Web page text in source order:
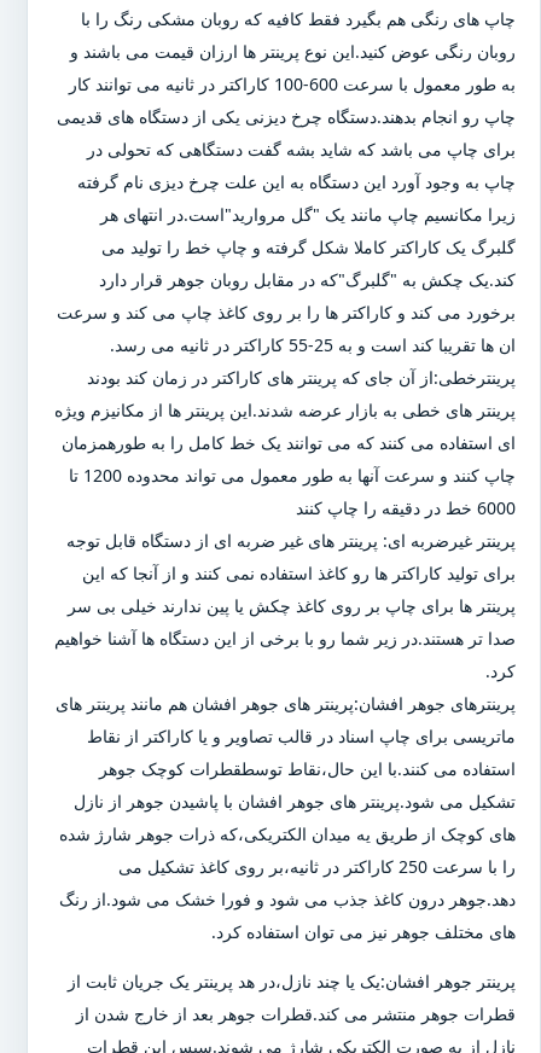
چاپ های رنگی هم بگیرد فقط کافیه که روبان مشکی رنگ را با
روبان رنگی عوض کنید.این نوع پرینتر ها ارزان قیمت می باشند و
به طور معمول با سرعت 600-100 کاراکتر در ثانیه می توانند کار
چاپ رو انجام بدهند.دستگاه چرخ دیزنی یکی از دستگاه های قدیمی
برای چاپ می باشد که شاید بشه گفت دستگاهی که تحولی در
چاپ به وجود آورد این دستگاه به این علت چرخ دیزی نام گرفته
زیرا مکانسیم چاپ مانند یک "گل مروارید"است.در انتهای هر
گلبرگ یک کاراکتر کاملا شکل گرفته و چاپ خط را تولید می
کند.یک چکش به "گلبرگ"که در مقابل روبان جوهر قرار دارد
برخورد می کند و کاراکتر ها را بر روی کاغذ چاپ می کند و سرعت
ان ها تقریبا کند است و به 25-55 کاراکتر در ثانیه می رسد.
پرینترخطی:از آن جای که پرینتر های کاراکتر در زمان کند بودند
پرینتر های خطی به بازار عرضه شدند.این پرینتر ها از مکانیزم ویژه
ای استفاده می کنند که می توانند یک خط کامل را به طورهمزمان
چاپ کنند و سرعت آنها به طور معمول می تواند محدوده 1200 تا
6000 خط در دقیقه را چاپ کنند
پرینتر غیرضربه ای: پرینتر های غیر ضربه ای از دستگاه قابل توجه
برای تولید کاراکتر ها رو کاغذ استفاده نمی کنند و از آنجا که این
پرینتر ها برای چاپ بر روی کاغذ چکش یا پین ندارند خیلی بی سر
صدا تر هستند.در زیر شما رو با برخی از این دستگاه ها آشنا خواهیم
کرد.
پرینترهای جوهر افشان:پرینتر های جوهر افشان هم مانند پرینتر های
ماتریسی برای چاپ اسناد در قالب تصاویر و یا کاراکتر از نقاط
استفاده می کنند.با این حال،نقاط توسطقطرات کوچک جوهر
تشکیل می شود.پرینتر های جوهر افشان با پاشیدن جوهر از نازل
های کوچک از طریق یه میدان الکتریکی،که ذرات جوهر شارژ شده
را با سرعت 250 کاراکتر در ثانیه،بر روی کاغذ تشکیل می
دهد.جوهر درون کاغذ جذب می شود و فورا خشک می شود.از رنگ
های مختلف جوهر نیز می توان استفاده کرد.
پرینتر جوهر افشان:یک یا چند نازل،در هد پرینتر یک جریان ثابت از
قطرات جوهر منتشر می کند.قطرات جوهر بعد از خارج شدن از
نازل از به صورت الکتریکی شارژ می شوند.سپس این قطرات